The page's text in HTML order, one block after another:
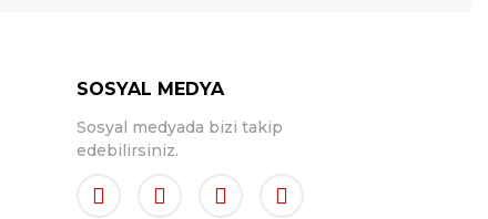
SOSYAL MEDYA
Sosyal medyada bizi takip
edebilirsiniz.